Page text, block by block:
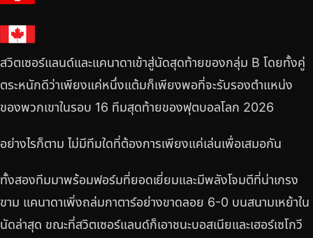
สวิตเซอร์แลนด์และแคนาดาเข้าสู่นัดสุดท้ายของกลุ่ม B โดยทั้งคู่
ตระหนักดีว่าเพียงแค่หนึ่งแต้มก็เพียงพอที่จะรับรองตำแหน่ง
ของพวกเขาในรอบ 16 ทีมสุดท้ายของฟุตบอลโลก 2026
อย่างไรก็ตาม ไม่มีทีมใดที่ต้องการเพียงแค่เล่นเพื่อเสมอกัน
ทั้งสองทีมมาพร้อมฟอร์มที่ยอดเยี่ยมและมีพลังโจมตีที่น่าเกรง
ขาม แคนาดาเพิ่งถล่มกาตาร์อย่างขาดลอย 6-0 บนสนามเหย้าใน
นัดล่าสุด ขณะที่สวิตเซอร์แลนด์ก็เอาชนะบอสเนียและเฮอร์เซโกวี